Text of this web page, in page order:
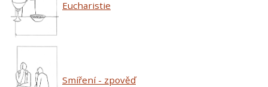
Eucharistie
Smíření - zpověď